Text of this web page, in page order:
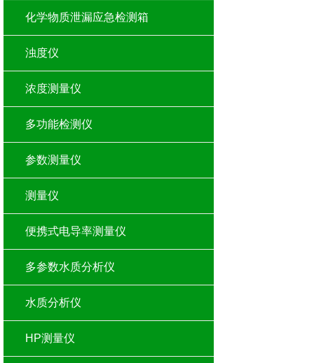
化学物质泄漏应急检测箱
浊度仪
浓度测量仪
多功能检测仪
参数测量仪
测量仪
便携式电导率测量仪
多参数水质分析仪
水质分析仪
HP测量仪